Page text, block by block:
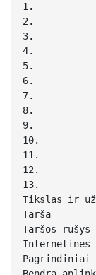
1.
2.
3.
4.
5.
6.
7.
8.
9.
10.
11.
12.
13.
Tikslas ir
Tarša
Taršos
Internetinės
Pagrindiniai